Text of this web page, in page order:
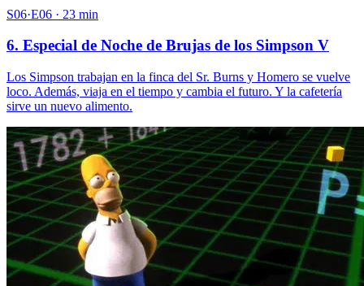
S06·E06 · 23 min
6. Especial de Noche de Brujas de los Simpson V
Los Simpson trabajan en la finca del Sr. Burns y Homero se vuelve
loco. Además, viaja en el tiempo y cambia el futuro. Y la cafetería
sirve un nuevo alimento.